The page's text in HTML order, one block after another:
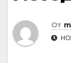
От